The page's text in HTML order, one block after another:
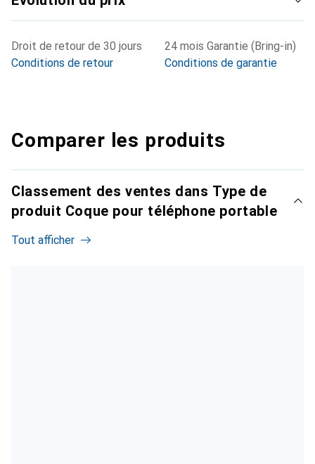
Droit de retour de 30 jours
Conditions de retour
24 mois Garantie (Bring-in)
Conditions de garantie
Comparer les produits
Classement des ventes dans Type de
produit Coque pour téléphone portable
Tout afficher